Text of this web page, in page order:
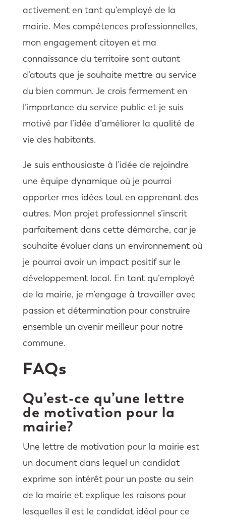
activement en tant qu’employé de la
mairie. Mes compétences professionnelles,
mon engagement citoyen et ma
connaissance du territoire sont autant
d’atouts que je souhaite mettre au service
du bien commun. Je crois fermement en
l’importance du service public et je suis
motivé par l’idée d’améliorer la qualité de
vie des habitants.
Je suis enthousiaste à l’idée de rejoindre
une équipe dynamique où je pourrai
apporter mes idées tout en apprenant des
autres. Mon projet professionnel s’inscrit
parfaitement dans cette démarche, car je
souhaite évoluer dans un environnement où
je pourrai avoir un impact positif sur le
développement local. En tant qu’employé
de la mairie, je m’engage à travailler avec
passion et détermination pour construire
ensemble un avenir meilleur pour notre
commune.
FAQs
Qu’est-ce qu’une lettre
de motivation pour la
mairie?
Une lettre de motivation pour la mairie est
un document dans lequel un candidat
exprime son intérêt pour un poste au sein
de la mairie et explique les raisons pour
lesquelles il est le candidat idéal pour ce